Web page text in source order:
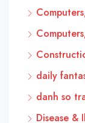
daily
danh so
Disease &